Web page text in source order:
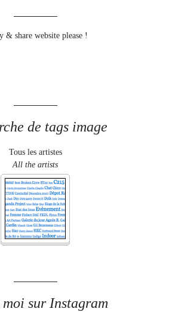
& share website please !
de tags image
Tous les artistes
All the artists
moi sur Instagram